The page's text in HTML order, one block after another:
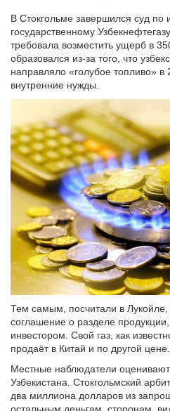
В Стокгольме завершился суд по
государственному
требовала возместить ущерб в
образовался из-за того, что
направляло «голубое топливо» в
внутренние нужды.
Тем самым, посчитали в
соглашение о разделе
инвестором. Свой газ, как
продаёт в Китай и по другой цене.
Местные наблюдатели оценивают
Узбекистана. Стокгольмский
два миллиона долларов из
остальным деньгам, сторонам,